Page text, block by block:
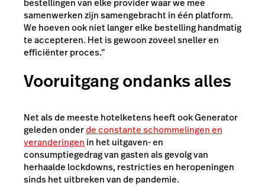
bestellingen van elke provider waar we mee
samenwerken zijn samengebracht in één platform.
We hoeven ook niet langer elke bestelling handmatig
te accepteren. Het is gewoon zoveel sneller en
efficiënter proces.”
Vooruitgang ondanks alles
Net als de meeste hotelketens heeft ook Generator
geleden onderde constante schommelingen en
veranderingen in het uitgaven- en
consumptiegedrag van gasten als gevolg van
herhaalde lockdowns, restricties en heropeningen
sinds het uitbreken van de pandemie.